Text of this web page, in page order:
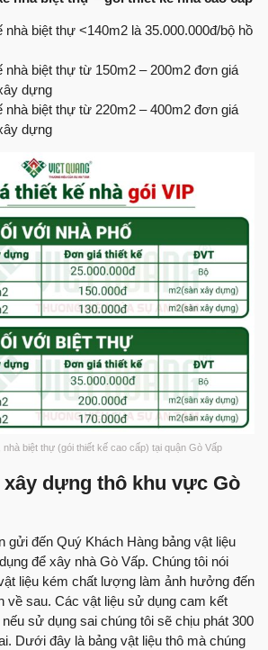
biệt thự <140m2 là 35.000.000đ/bộ hồ
nhà biệt thự từ 150m2 – 200m2 đơn giá
dựng
nhà biệt thự từ 220m2 – 400m2 đơn giá
dựng
biệt thự (gói thiết kế cao cấp) tại quận Gò Vấp
xây dựng thô khu vực Gò
gửi đến Quý Khách Hàng bảng vật liệu
để xây nhà Gò Vấp. Chúng tôi nói
liệu kém chất lượng làm ảnh hưởng đến
về sau. Các vật liệu sử dụng cam kết
sử dụng sai chúng tôi sẽ chịu phát 300
Dưới đây là bảng vật liệu thô mà chúng